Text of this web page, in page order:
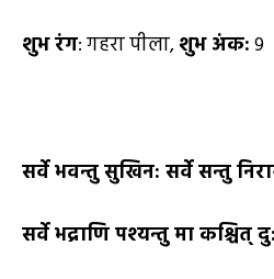
शुभ रंग: गहरा पीला,शुभ अंक:9
सर्वे भवन्तु सुखिन: सर्वे सन्तु
सर्वे भद्राणि पश्यन्तु मा कश्चित्